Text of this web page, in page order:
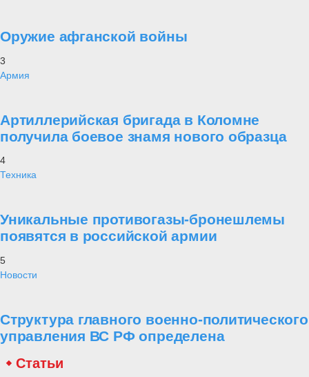
Оружие афганской войны
3
Армия
Артиллерийская бригада в Коломне
получила боевое знамя нового образца
4
Техника
Уникальные противогазы-бронешлемы
появятся в российской армии
5
Новости
Структура главного военно-политического
управления ВС РФ определена
Статьи